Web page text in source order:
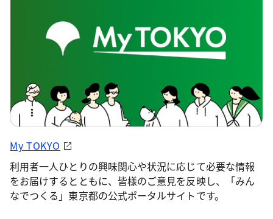
My TOKYO
利用者一人ひとりの興味関心や状況に応じて必要な情報
をお届けするとともに、皆様のご意見を反映し、「みん
なでつくる」東京都の公式ポータルサイトです。